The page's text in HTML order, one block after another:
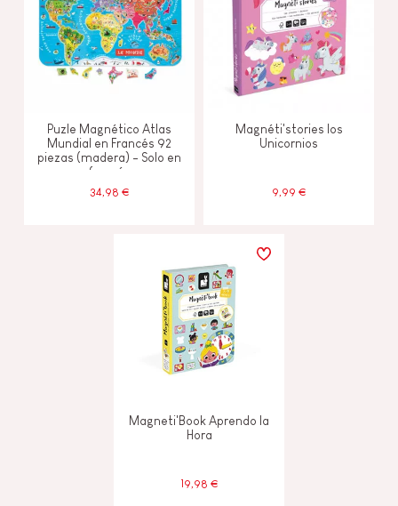
Puzle Magnético Atlas
Mundial en Francés 92
piezas (madera) - Solo en
francés
34,98 €
Magnéti'stories los
Unicornios
9,99 €
Magneti'Book Aprendo la
Hora
19,98 €